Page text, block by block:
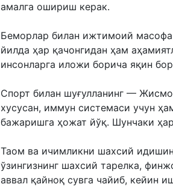
амалга ошириш керак.
Беморлар билан ижтимоий
йилда ҳар қачонгидан ҳам
инсонларга иложи борича яқин
Спорт билан шуғулланинг —
хусусан, иммун системаси учун
бажаришга ҳожат йўқ. Шунчаки
Таом ва ичимликни шахсий
ўзингизнинг шахсий тарелка,
аввал қайноқ сувга чайиб, кейин